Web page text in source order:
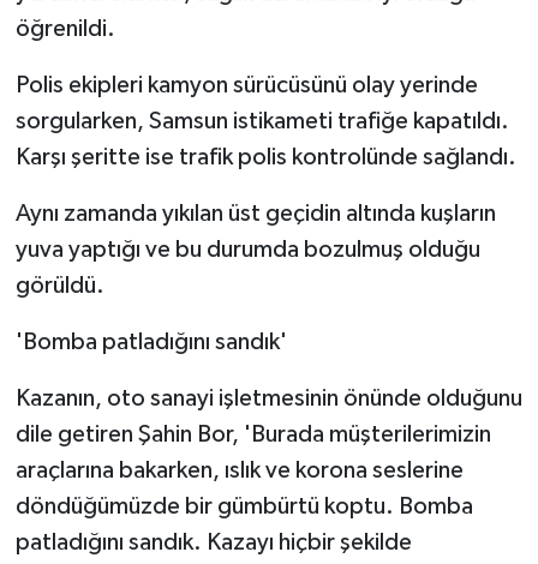
öğrenildi.
Polis ekipleri kamyon sürücüsünü olay yerinde
sorgularken, Samsun istikameti trafiğe kapatıldı.
Karşı şeritte ise trafik polis kontrolünde sağlandı.
Aynı zamanda yıkılan üst geçidin altında kuşların
yuva yaptığı ve bu durumda bozulmuş olduğu
görüldü.
'Bomba patladığını sandık'
Kazanın, oto sanayi işletmesinin önünde olduğunu
dile getiren Şahin Bor, 'Burada müşterilerimizin
araçlarına bakarken, ıslık ve korona seslerine
döndüğümüzde bir gümbürtü koptu. Bomba
patladığını sandık. Kazayı hiçbir şekilde